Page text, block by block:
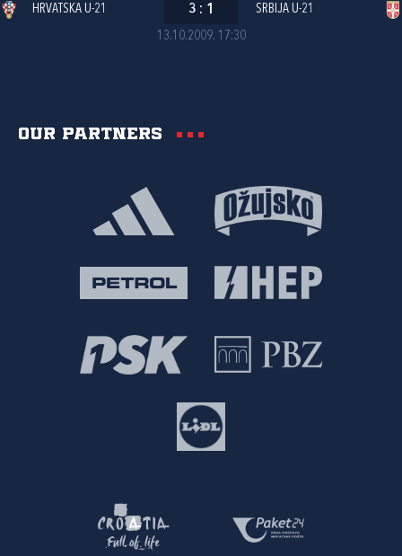
13.10.2009. 17:30
HRVATSKA U-21 3 : 1 SRBIJA U-21
Our partners